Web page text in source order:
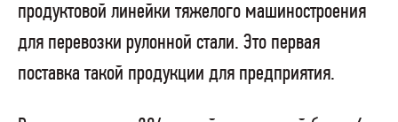
продуктовой линейки тяжелого машиностроения
для перевозки рулонной стали. Это первая
поставка такой продукции для предприятия.